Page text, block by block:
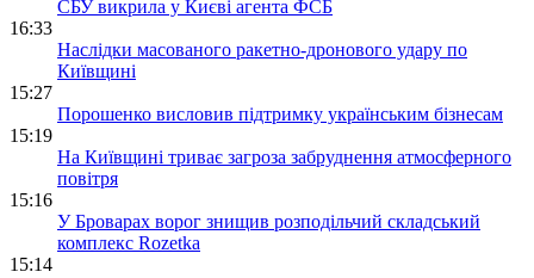
СБУ викрила у Києві агента ФСБ
16:33
Наслідки масованого ракетно-дронового удару по
Київщині
15:27
Порошенко висловив підтримку українським бізнесам
15:19
На Київщині триває загроза забруднення атмосферного
повітря
15:16
У Броварах ворог знищив розподільчий складський
комплекс Rozetka
15:14